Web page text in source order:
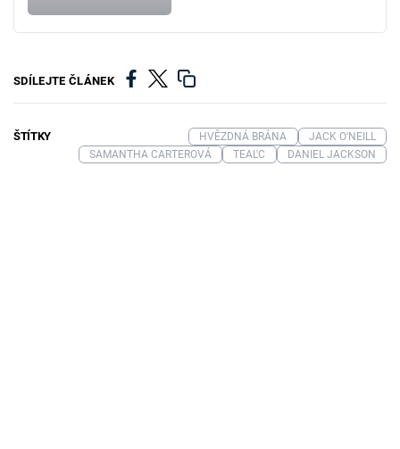
SDÍLEJTE ČLÁNEK
ŠTÍTKY HVĚZDNÁ BRÁNA
JACK O'NEILL
SAMANTHA CARTEROVÁ
TEAL'C DANIEL JACKSON